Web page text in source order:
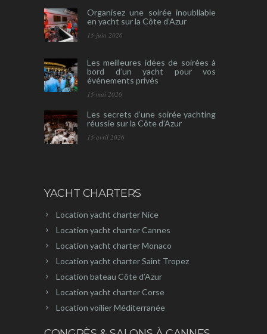
Organisez une soirée inoubliable
en yacht sur la Côte d’Azur
15 juin 2026
Les meilleures idées de soirées à
bord d’un yacht pour vos
événements privés
15 mai 2026
Les secrets d’une soirée yachting
réussie sur la Côte d’Azur
15 avril 2026
YACHT CHARTERS
Location yacht charter Nice
Location yacht charter Cannes
Location yacht charter Monaco
Location yacht charter Saint Tropez
Location bateau Côte d’Azur
Location yacht charter Corse
Location voilier Méditerranée